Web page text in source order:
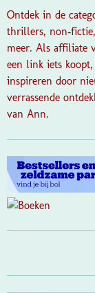
Ontdek in de
thrillers,
meer. Als affiliate
een link iets
inspireren door
verrassende
van Ann.